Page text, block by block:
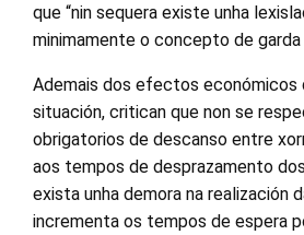
que “nin sequera existe unha
minimamente o concepto de garda
Ademais dos efectos económicos
situación, critican que non se
obrigatorios de descanso entre
aos tempos de desprazamento
exista unha demora na realización
incrementa os tempos de espera